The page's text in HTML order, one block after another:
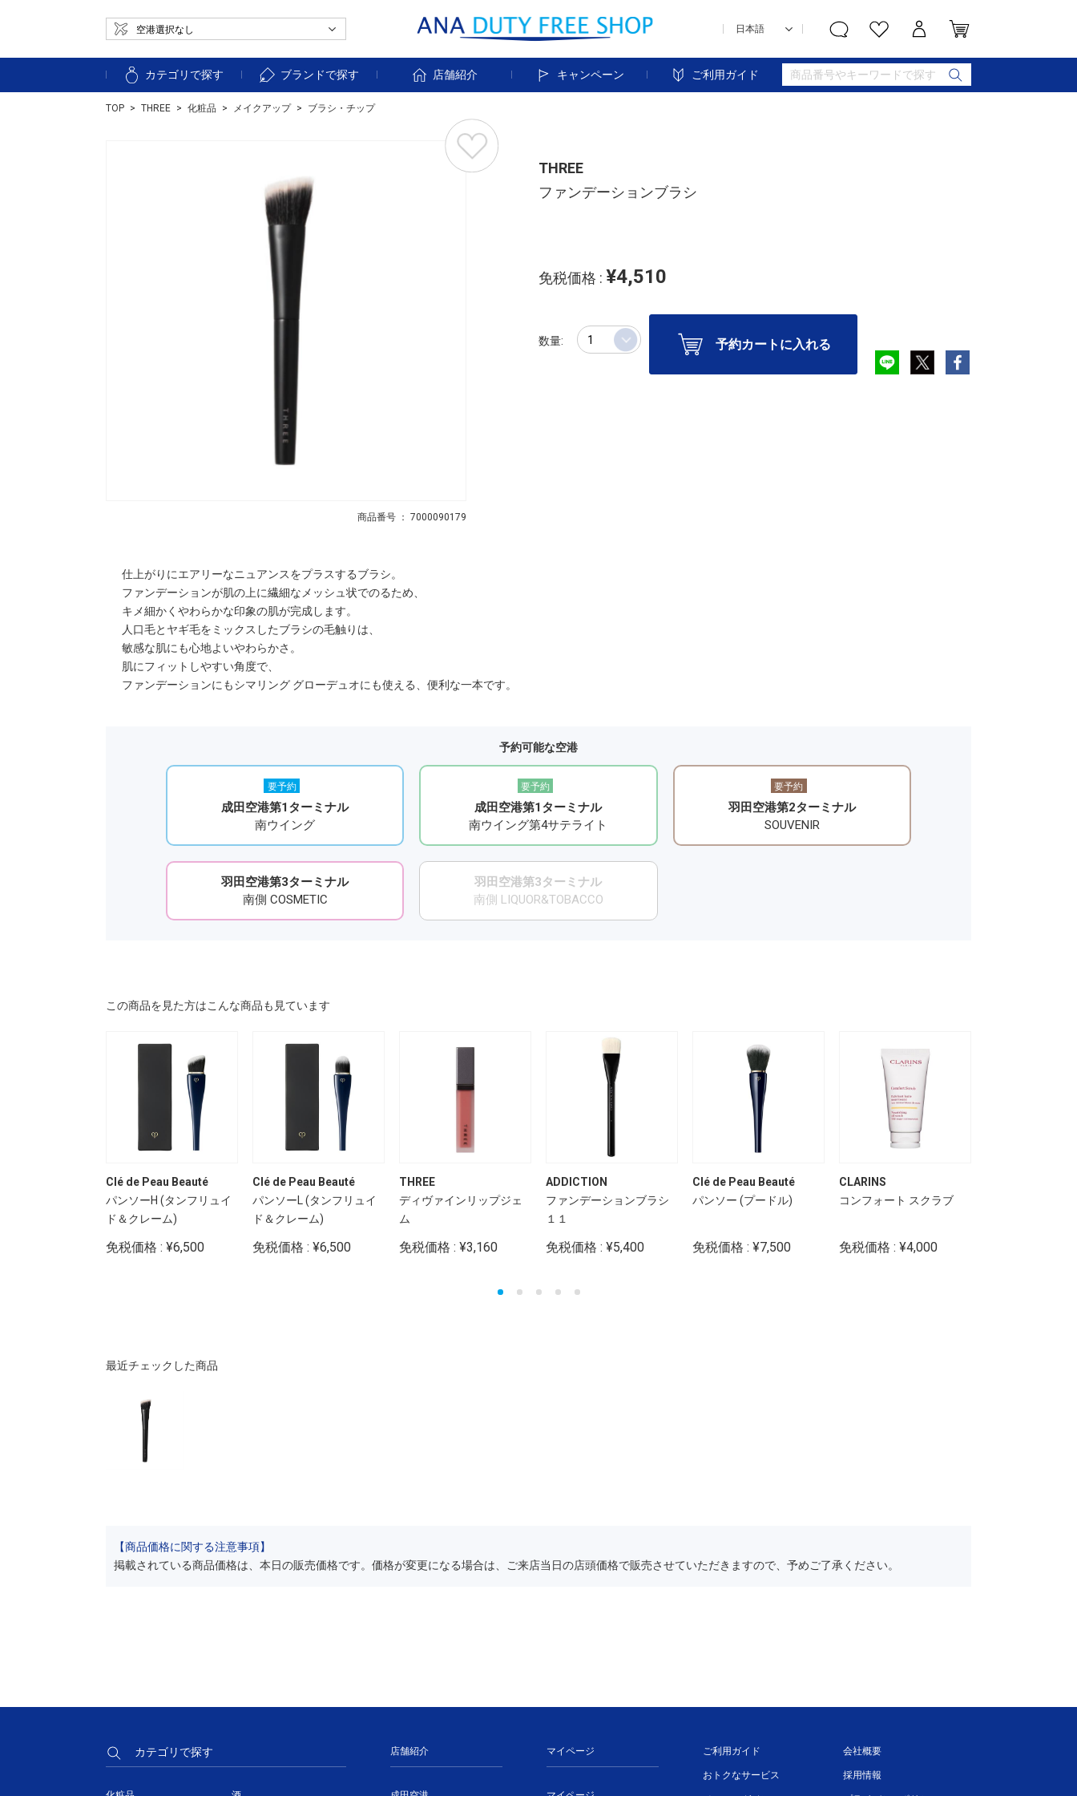
カテゴリで探す ブランドで探す 店舗紹介 キャンペーン ご利用ガイド
TOP THREE 化粧品 メイクアップ ブラシ・チップ
商品番号 ： 7000090179
THREE
ファンデーションブラシ
免税価格 : ¥4,510
数量: 予約カートに入れる
仕上がりにエアリーなニュアンスをプラスするブラシ。
ファンデーションが肌の上に繊細なメッシュ状でのるため、
キメ細かくやわらかな印象の肌が完成します。
人口毛とヤギ毛をミックスしたブラシの毛触りは、
敏感な肌にも心地よいやわらかさ。
肌にフィットしやすい角度で、
ファンデーションにもシマリング グローデュオにも使える、便利な一本です。
予約可能な空港
要予約
成田空港第1ターミナル
南ウイング
要予約
成田空港第1ターミナル
南ウイング第4サテライト
要予約
羽田空港第2ターミナル
SOUVENIR
羽田空港第3ターミナル
南側 COSMETIC
羽田空港第3ターミナル
南側 LIQUOR&TOBACCO
この商品を見た方はこんな商品も見ています
Clé de Peau Beauté
パンソーH (タンフリュイ
ド＆クレーム)
免税価格 : ¥6,500
Clé de Peau Beauté
パンソーL (タンフリュイ
ド＆クレーム)
免税価格 : ¥6,500
THREE
ディヴァインリップジェ
ム
免税価格 : ¥3,160
ADDICTION
ファンデーションブラシ
１１
免税価格 : ¥5,400
Clé de Peau Beauté
パンソー (プードル)
免税価格 : ¥7,500
CLARINS
コンフォート スクラブ
免税価格 : ¥4,000
最近チェックした商品
【商品価格に関する注意事項】
掲載されている商品価格は、本日の販売価格です。価格が変更になる場合は、ご来店当日の店頭価格で販売させていただきますので、予めご了承ください。
カテゴリで探す 店舗紹介 マイページ ご利用ガイド
おトクなサービス
会社概要
採用情報